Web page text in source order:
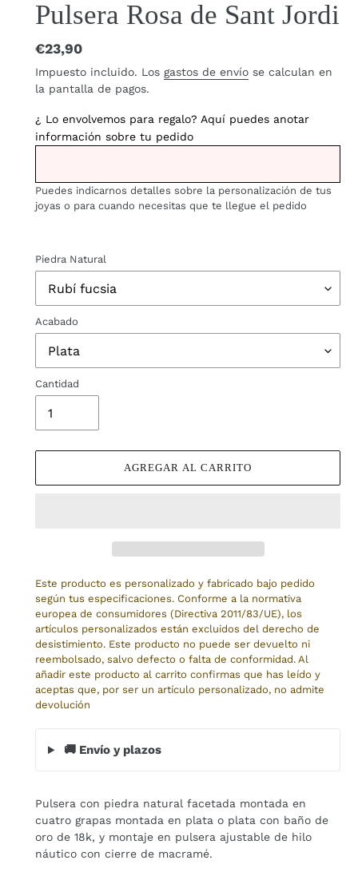
Pulsera Rosa de Sant Jordi
Precio
habitual
€23,90
Impuesto incluido. Los gastos de envío se calculan en
la pantalla de pagos.
¿ Lo envolvemos para regalo? Aquí puedes anotar
información sobre tu pedido
Puedes indicarnos detalles sobre la personalización de tus
joyas o para cuando necesitas que te llegue el pedido
Piedra Natural
Acabado
Cantidad
AGREGAR AL CARRITO
Este producto es personalizado y fabricado bajo pedido
según tus especificaciones. Conforme a la normativa
europea de consumidores (Directiva 2011/83/UE), los
artículos personalizados están excluidos del derecho de
desistimiento. Este producto no puede ser devuelto ni
reembolsado, salvo defecto o falta de conformidad. Al
añadir este producto al carrito confirmas que has leído y
aceptas que, por ser un artículo personalizado, no admite
devolución
🚚 Envío y plazos
tu
Pulsera con piedra natural facetada montada en
cuatro grapas montada en plata o plata con baño de
oro de 18k, y montaje en pulsera ajustable de hilo
náutico con cierre de macramé.